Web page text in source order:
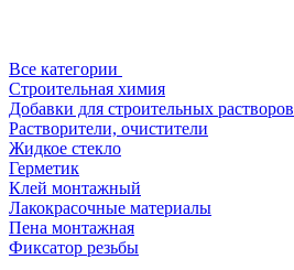
Все категории
Строительная химия
Добавки для строительных растворов
Растворители, очистители
Жидкое стекло
Герметик
Клей монтажный
Лакокрасочные материалы
Пена монтажная
Фиксатор резьбы